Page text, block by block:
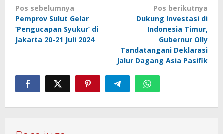
Navigasi
pos
Pos sebelumnya
Pemprov Sulut Gelar
‘Pengucapan Syukur’ di
Jakarta 20-21 Juli 2024
Pos berikutnya
Dukung Investasi di
Indonesia Timur,
Gubernur Olly
Tandatangani Deklarasi
Jalur Dagang Asia Pasifik